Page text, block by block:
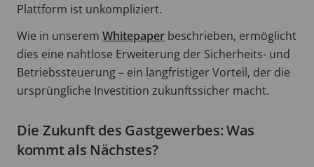
Plattform ist unkompliziert.
Wie in unserem Whitepaper beschrieben, ermöglicht
dies eine nahtlose Erweiterung der Sicherheits- und
Betriebssteuerung – ein langfristiger Vorteil, der die
ursprüngliche Investition zukunftssicher macht.
Die Zukunft des Gastgewerbes: Was
kommt als Nächstes?